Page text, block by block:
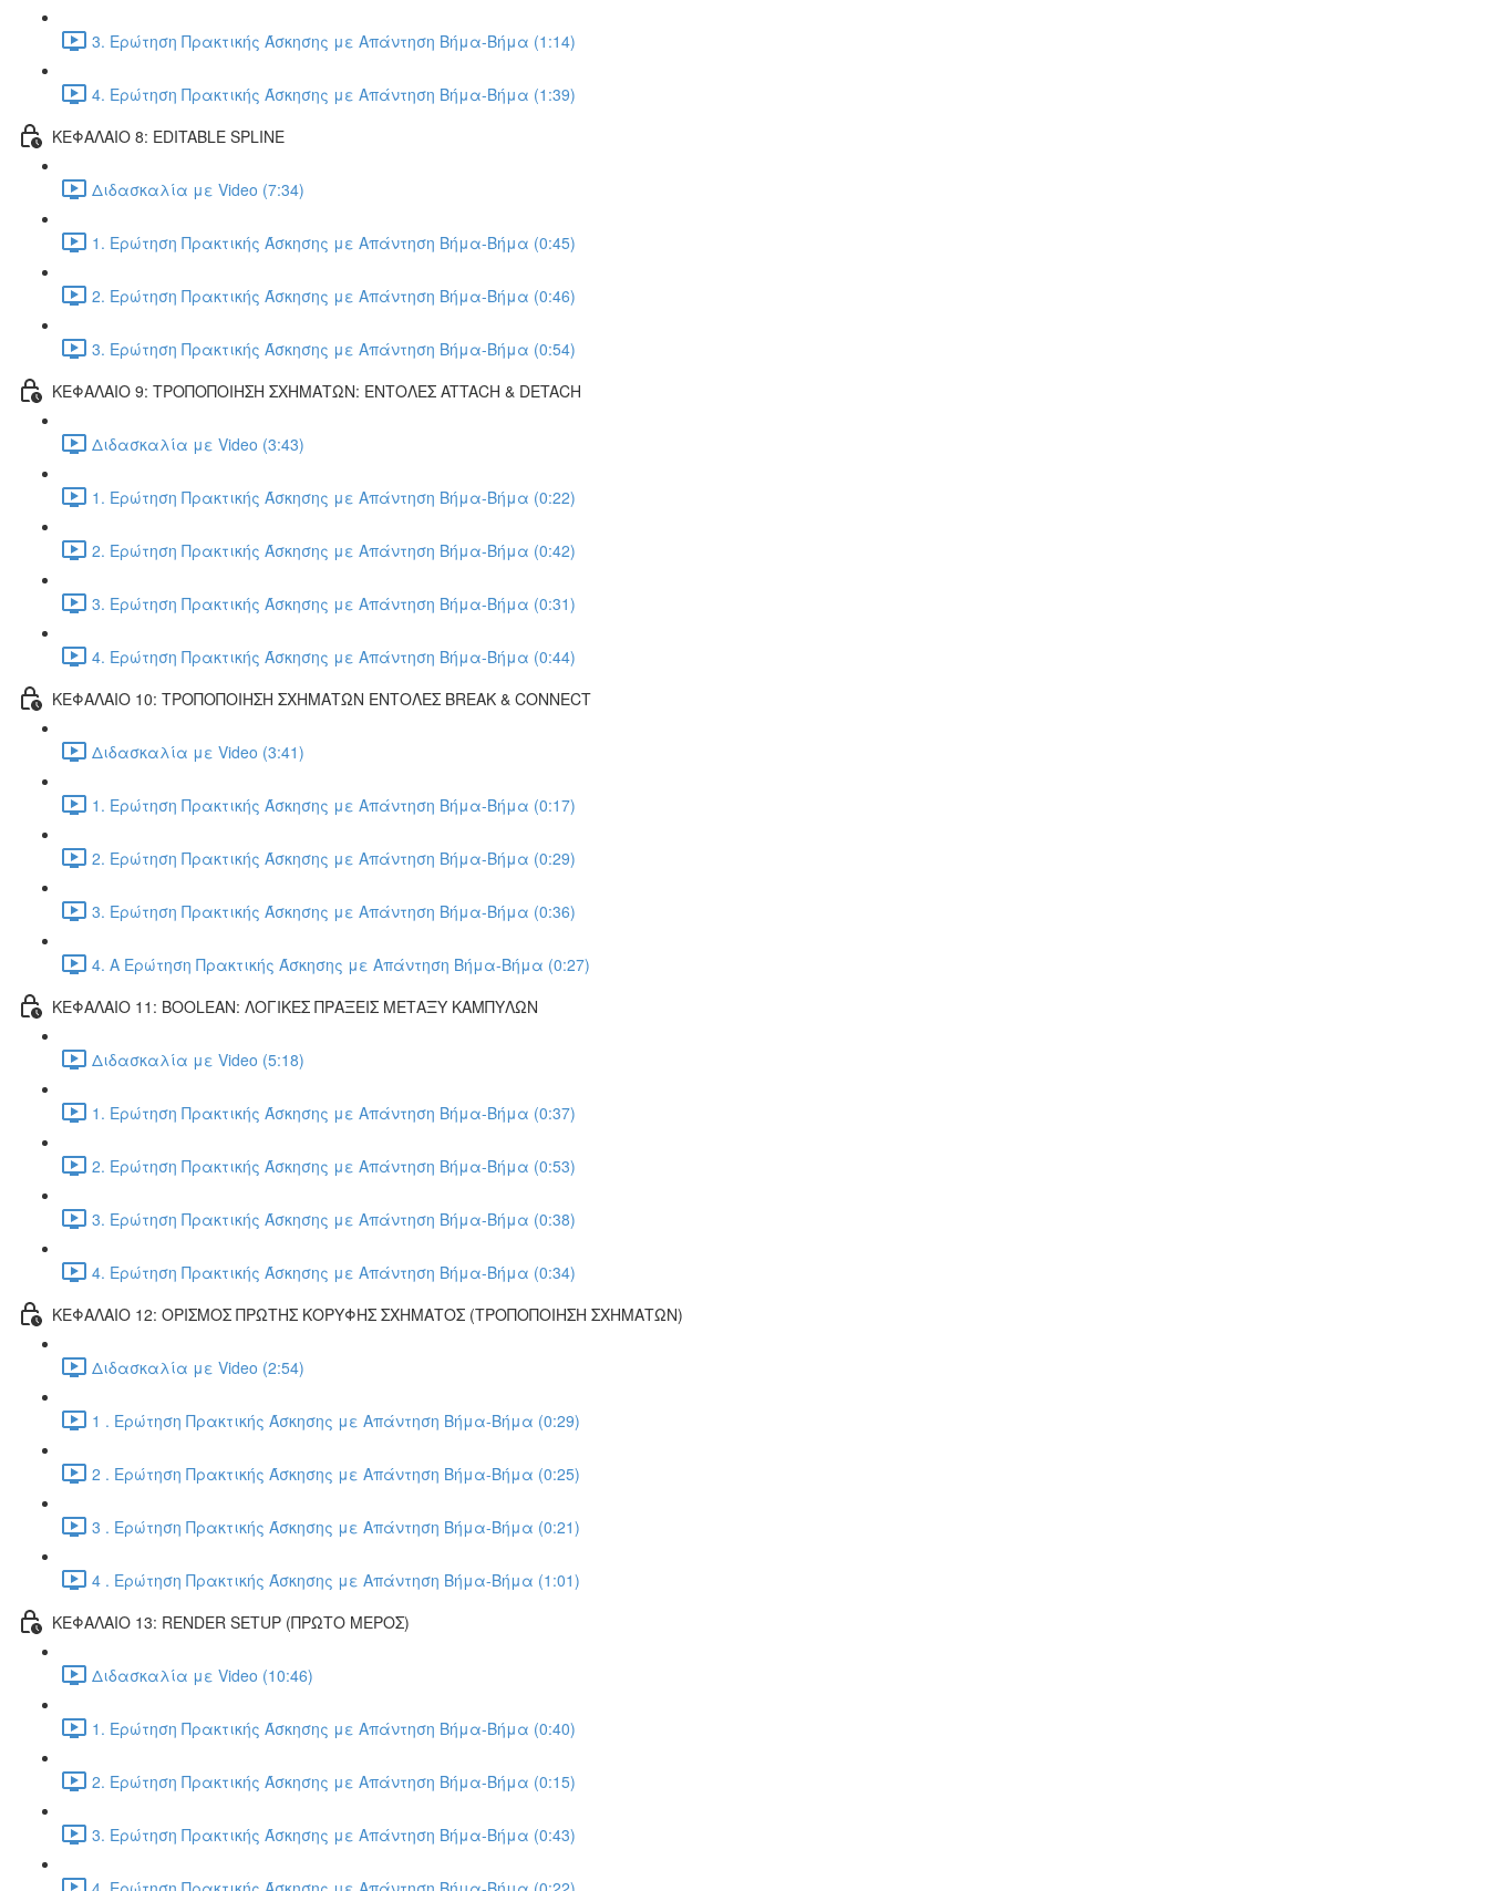
3. Ερώτηση Πρακτικής Άσκησης με Απάντηση Βήμα-Βήμα (1:14)
4. Ερώτηση Πρακτικής Άσκησης με Απάντηση Βήμα-Βήμα (1:39)
ΚΕΦΑΛΑΙΟ 8: EDITABLE SPLINE
Διδασκαλία με Video (7:34)
1. Ερώτηση Πρακτικής Άσκησης με Απάντηση Βήμα-Βήμα (0:45)
2. Ερώτηση Πρακτικής Άσκησης με Απάντηση Βήμα-Βήμα (0:46)
3. Ερώτηση Πρακτικής Άσκησης με Απάντηση Βήμα-Βήμα (0:54)
ΚΕΦΑΛΑΙΟ 9: ΤΡΟΠΟΠΟΙΗΣΗ ΣΧΗΜΑΤΩΝ: ΕΝΤΟΛΕΣ ATTACH & DETACH
Διδασκαλία με Video (3:43)
1. Ερώτηση Πρακτικής Άσκησης με Απάντηση Βήμα-Βήμα (0:22)
2. Ερώτηση Πρακτικής Άσκησης με Απάντηση Βήμα-Βήμα (0:42)
3. Ερώτηση Πρακτικής Άσκησης με Απάντηση Βήμα-Βήμα (0:31)
4. Ερώτηση Πρακτικής Άσκησης με Απάντηση Βήμα-Βήμα (0:44)
ΚΕΦΑΛΑΙΟ 10: ΤΡΟΠΟΠΟΙΗΣΗ ΣΧΗΜΑΤΩΝ ΕΝΤΟΛΕΣ BREAK & CONNECT
Διδασκαλία με Video (3:41)
1. Ερώτηση Πρακτικής Άσκησης με Απάντηση Βήμα-Βήμα (0:17)
2. Ερώτηση Πρακτικής Άσκησης με Απάντηση Βήμα-Βήμα (0:29)
3. Ερώτηση Πρακτικής Άσκησης με Απάντηση Βήμα-Βήμα (0:36)
4. Α Ερώτηση Πρακτικής Άσκησης με Απάντηση Βήμα-Βήμα (0:27)
ΚΕΦΑΛΑΙΟ 11: BOOLEAN: ΛΟΓΙΚΕΣ ΠΡΑΞΕΙΣ ΜΕΤΑΞΥ ΚΑΜΠΥΛΩΝ
Διδασκαλία με Video (5:18)
1. Ερώτηση Πρακτικής Άσκησης με Απάντηση Βήμα-Βήμα (0:37)
2. Ερώτηση Πρακτικής Άσκησης με Απάντηση Βήμα-Βήμα (0:53)
3. Ερώτηση Πρακτικής Άσκησης με Απάντηση Βήμα-Βήμα (0:38)
4. Ερώτηση Πρακτικής Άσκησης με Απάντηση Βήμα-Βήμα (0:34)
ΚΕΦΑΛΑΙΟ 12: ΟΡΙΣΜΟΣ ΠΡΩΤΗΣ ΚΟΡΥΦΗΣ ΣΧΗΜΑΤΟΣ (ΤΡΟΠΟΠΟΙΗΣΗ ΣΧΗΜΑΤΩΝ)
Διδασκαλία με Video (2:54)
1 . Ερώτηση Πρακτικής Άσκησης με Απάντηση Βήμα-Βήμα (0:29)
2 . Ερώτηση Πρακτικής Άσκησης με Απάντηση Βήμα-Βήμα (0:25)
3 . Ερώτηση Πρακτικής Άσκησης με Απάντηση Βήμα-Βήμα (0:21)
4 . Ερώτηση Πρακτικής Άσκησης με Απάντηση Βήμα-Βήμα (1:01)
ΚΕΦΑΛΑΙΟ 13: RENDER SETUP (ΠΡΩΤΟ ΜΕΡΟΣ)
Διδασκαλία με Video (10:46)
1. Ερώτηση Πρακτικής Άσκησης με Απάντηση Βήμα-Βήμα (0:40)
2. Ερώτηση Πρακτικής Άσκησης με Απάντηση Βήμα-Βήμα (0:15)
3. Ερώτηση Πρακτικής Άσκησης με Απάντηση Βήμα-Βήμα (0:43)